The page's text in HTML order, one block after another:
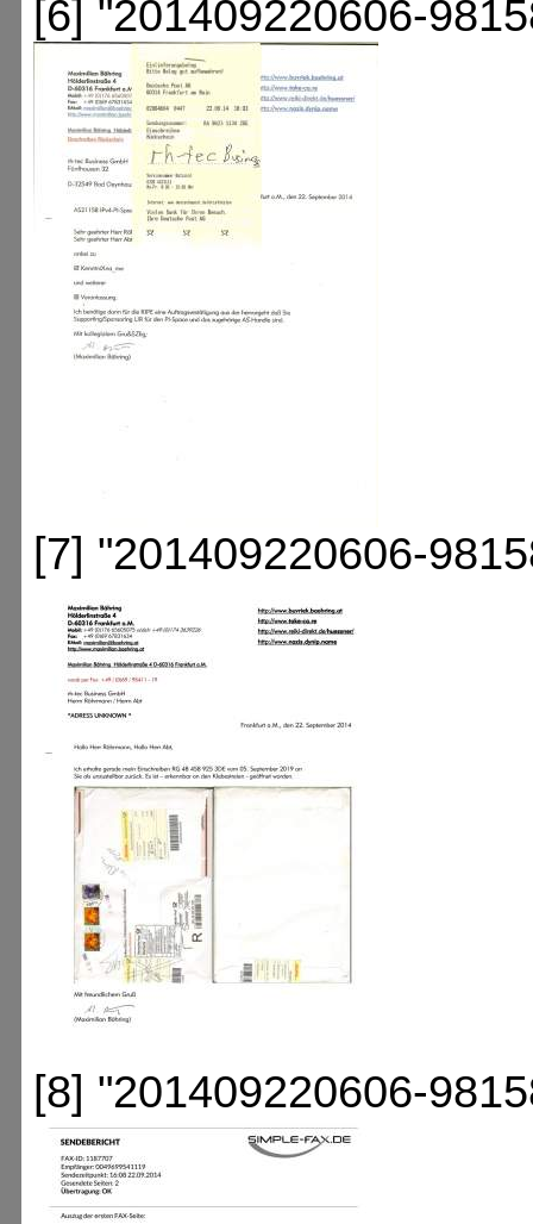
[6] "201409220606-
[7] "201409220606-
[8] "201409220606-